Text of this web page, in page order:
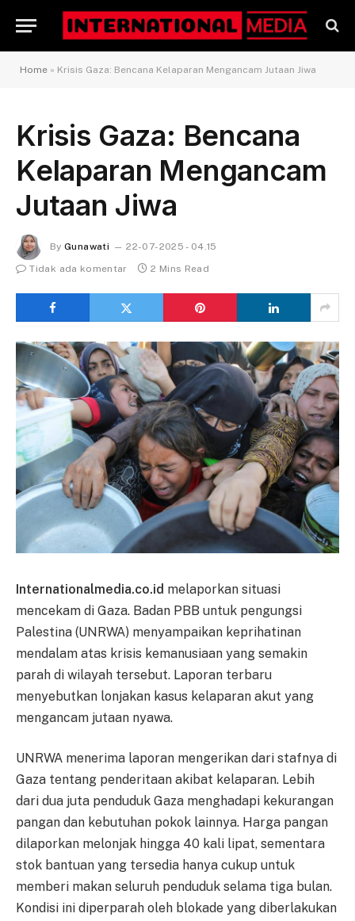
Home » Krisis Gaza: Bencana Kelaparan Mengancam Jutaan Jiwa
Krisis Gaza: Bencana
Kelaparan Mengancam
Jutaan Jiwa
By Gunawati
22-07-2025 - 04.15
Tidak ada komentar
2 Mins Read
Internationalmedia.co.id melaporkan situasi
mencekam di Gaza. Badan PBB untuk pengungsi
Palestina (UNRWA) menyampaikan keprihatinan
mendalam atas krisis kemanusiaan yang semakin
parah di wilayah tersebut. Laporan terbaru
menyebutkan lonjakan kasus kelaparan akut yang
mengancam jutaan nyawa.
UNRWA menerima laporan mengerikan dari stafnya di
Gaza tentang penderitaan akibat kelaparan. Lebih
dari dua juta penduduk Gaza menghadapi kekurangan
pangan dan kebutuhan pokok lainnya. Harga pangan
dilaporkan melonjak hingga 40 kali lipat, sementara
stok bantuan yang tersedia hanya cukup untuk
memberi makan seluruh penduduk selama tiga bulan.
Kondisi ini diperparah oleh blokade yang diberlakukan